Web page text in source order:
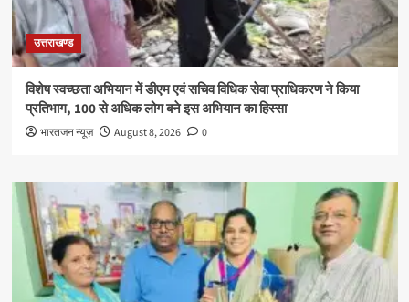
उत्तराखण्ड
विशेष स्वच्छता अभियान में डीएम एवं सचिव विधिक सेवा प्राधिकरण ने किया
प्रतिभाग, 100 से अधिक लोग बने इस अभियान का हिस्सा
भारतजन न्यूज़ August 8, 2026 0